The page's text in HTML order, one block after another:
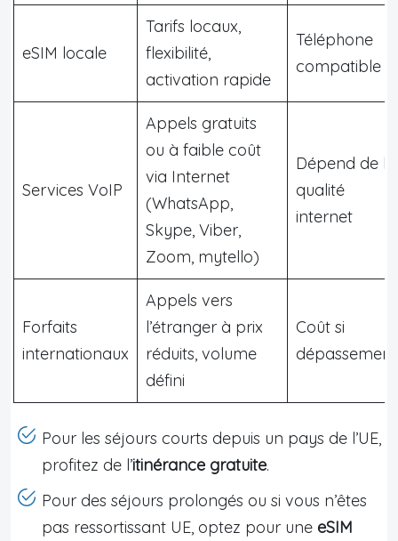
eSIM locale
Tarifs locaux,
flexibilité,
activation rapide
Téléphone
compatible
Services VoIP
Appels gratuits
ou à faible coût
via Internet
(WhatsApp,
Skype, Viber,
Zoom, mytello)
Dépend de la
qualité
internet
Forfaits
internationaux
Appels vers
l’étranger à prix
réduits, volume
défini
Coût si
dépassement
Pour les séjours courts depuis un pays de l’UE,
profitez de l’itinérance gratuite.
Pour des séjours prolongés ou si vous n’êtes
pas ressortissant UE, optez pour une eSIM